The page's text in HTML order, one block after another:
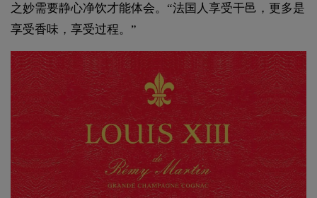
之妙需要静心净饮才能体会。“法国人享受干邑，更多是
享受香味，享受过程。”